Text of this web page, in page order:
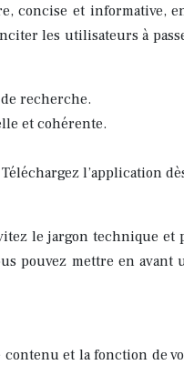
concise et informative,
les utilisateurs à
recherche.
et cohérente.
l’application
le jargon technique
pouvez mettre en avant
et la fonction de